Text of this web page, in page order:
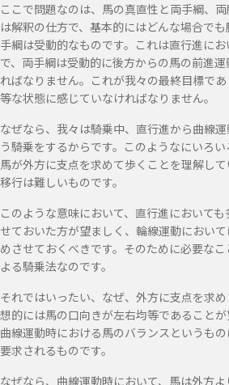
ここで問題なのは、馬の真直性と両手綱、
は解釈の仕方で、基本的にはどんな場合でも
手綱は受動的なものです。これは直行進に
で、両手綱は受動的に後方からの馬の前進
ればなりません。これが我々の最終目標で
等な状態に感じていなければなりません。
なぜなら、我々は騎乗中、直行進から曲線
う騎乗をするからです。このようなにいろい
馬が外方に支点を求めて歩くことを理解し
移行は難しいものです。
このような意味において、直行進において
せておいた方が望ましく、輪線運動におい
めさせておくべきです。そのために必要な
よる騎乗法なのです。
それではいったい、なぜ、外方に支点を求
想的には馬の口向きが左右均等であること
曲線運動時における馬のバランスというも
要求されるものです。
なぜなら、曲線運動時において、馬は外方